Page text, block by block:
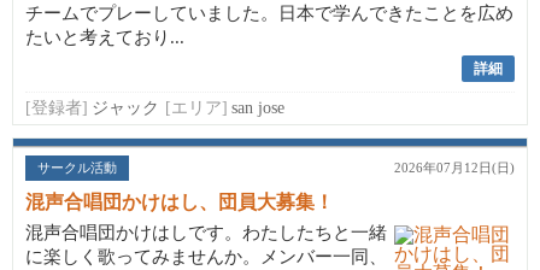
チームでプレーしていました。日本で学んできたことを広め
たいと考えており...
詳細
[登録者] ジャック [エリア] san jose
サークル活動 2026年07月12日(日)
混声合唱団かけはし、団員大募集！
混声合唱団かけはしです。わたしたちと一緒
に楽しく歌ってみませんか。メンバー一同、